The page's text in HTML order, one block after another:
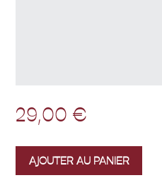
29,00€
AJOUTER AU PANIER